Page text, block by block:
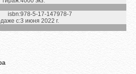
isbn:978-5-17-147978-7
с:3 июня 2022 г.